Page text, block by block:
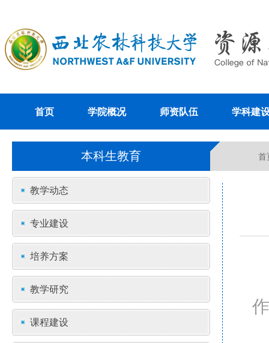
首页 学院概况 师资队伍 学科建
本科生教育 首
教学动态
专业建设
培养方案
教学研究
课程建设